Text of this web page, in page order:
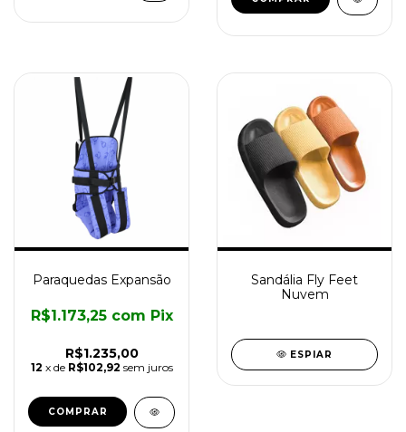
Paraquedas Expansão
R$1.235,00
R$1.173,25 com Pix
12 x de R$102,92 sem juros
COMPRAR
Sandália Fly Feet
Nuvem
ESPIAR